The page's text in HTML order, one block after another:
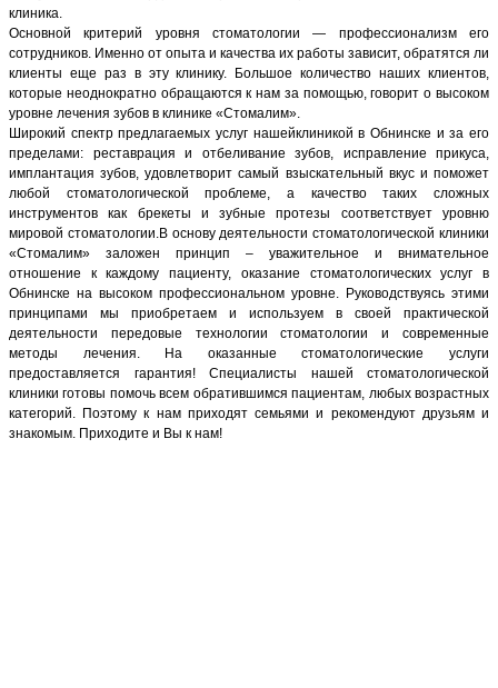
клиника.
Основной критерий уровня стоматологии — профессионализм его
сотрудников. Именно от опыта и качества их работы зависит, обратятся ли
клиенты еще раз в эту клинику. Большое количество наших клиентов,
которые неоднократно обращаются к нам за помощью, говорит о высоком
уровне лечения зубов в клинике «Стомалим».
Широкий спектр предлагаемых услуг нашейклиникой в Обнинске и за его
пределами: реставрация и отбеливание зубов, исправление прикуса,
имплантация зубов, удовлетворит самый взыскательный вкус и поможет
любой стоматологической проблеме, а качество таких сложных
инструментов как брекеты и зубные протезы соответствует уровню
мировой стоматологии.В основу деятельности стоматологической клиники
«Стомалим» заложен принцип – уважительное и внимательное
отношение к каждому пациенту, оказание стоматологических услуг в
Обнинске на высоком профессиональном уровне. Руководствуясь этими
принципами мы приобретаем и используем в своей практической
деятельности передовые технологии стоматологии и современные
методы лечения. На оказанные стоматологические услуги
предоставляется гарантия! Специалисты нашей стоматологической
клиники готовы помочь всем обратившимся пациентам, любых возрастных
категорий. Поэтому к нам приходят семьями и рекомендуют друзьям и
знакомым. Приходите и Вы к нам!